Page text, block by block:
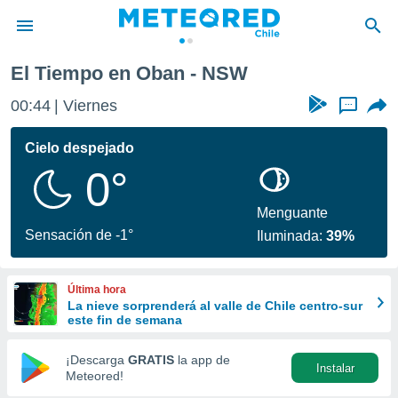
de
por
se
calidad.
a este
las
y
forma
digital
basada
El Tiempo en Oban - NSW
00:44 Viernes ...
Cielo despejado
0°
Sensación de -1°
Menguante
Iluminada:39%
Última hora
La nieve sorprenderá al valle de Chile centro-sur
este fin de semana
¡Descarga GRATIS la app de
Meteored!
Instalar